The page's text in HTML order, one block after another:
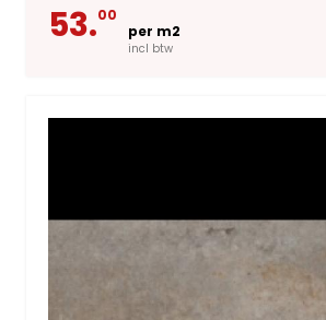
53.00
per m2
incl btw